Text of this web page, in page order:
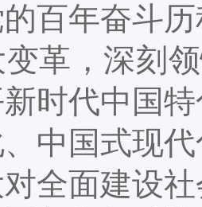
百年奋斗
革，深刻
时代中国
中国式现
全面建设